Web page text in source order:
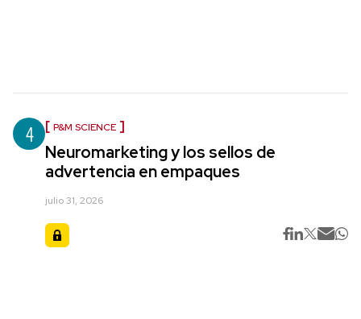
4 P&M SCIENCE
Neuromarketing y los sellos de
advertencia en empaques
julio 31, 2026